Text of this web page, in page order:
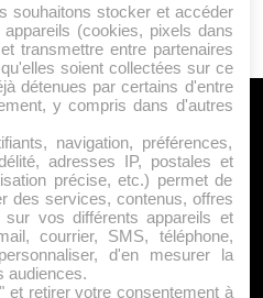
nous ?
Légales
de Cookies
souhaitons stocker et accéder
(cookies, pixels dans
transmettre entre partenaires
soient collectées sur ce
détenues par certains d'entre
y compris dans d'autres
navigation, préférences,
adresses IP, postales et
précise, etc.) permet de
des services, contenus, offres
vos différents appareils et
courrier, SMS, téléphone,
d'en mesurer la
audiences.
et retirer votre consentement à